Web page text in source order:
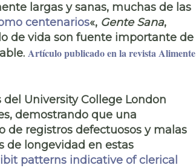
largas y sanas, muchas de las
centenarios«, Gente Sana,
de vida son fuente importante de
. Artículo publicado en la revista Alimente
del University College London
demostrando que una
registros defectuosos y malas
de longevidad en estas
patterns indicative of clerical